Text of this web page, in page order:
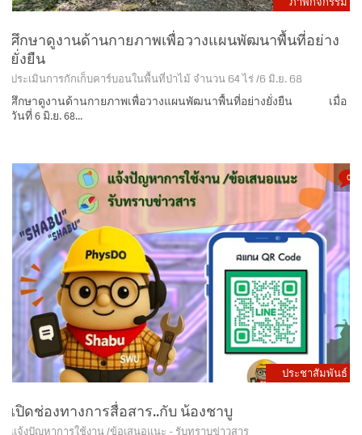
ศึกษาดูงานด้านกายภาพเพื่อวางแผนพัฒนาพื้นที่อย่าง
ยั่งยืน
ประเมินการกักเก็บคาร์บอนในพื้นที่ป่าไม้ จำนวน 64 ไร่ /6 มิ.ย. 68
ศึกษาดูงานด้านกายภาพเพื่อวางแผนพัฒนาพื้นที่อย่างยั่งยืน เมื่อ
ประชาสัมพันธ์
เปิดช่องทางการสื่อสาร..กับ น้องชาบู
แจ้งปัญหาการใช้งาน /ข้อเสนอแนะ - รับทราบข่าวสาร
เปิดช่องทางการสื่อสาร..กับ น้องชาบู ขณะนี้เราได้เปิดช่องทางเพื่อการ